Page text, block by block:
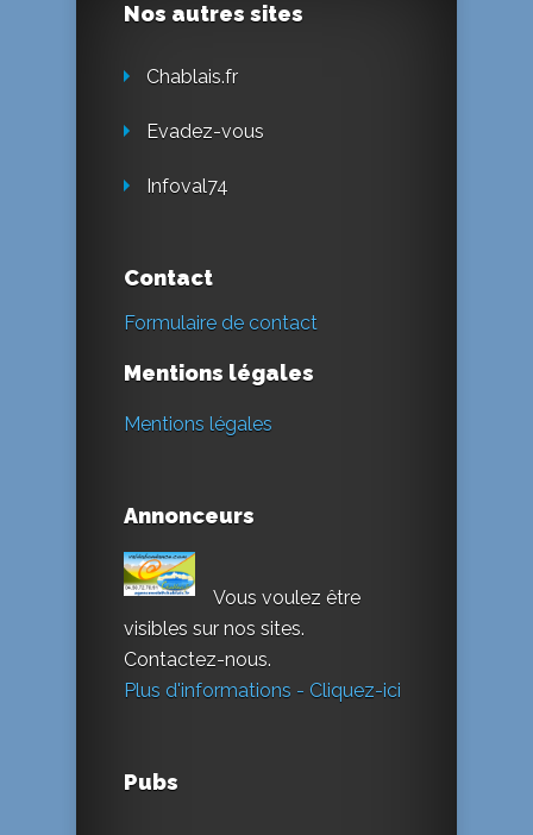
Nos autres sites
Chablais.fr
Evadez-vous
Infoval74
Contact
Formulaire de contact
Mentions légales
Mentions légales
Annonceurs
Vous voulez être
visibles sur nos sites.
Contactez-nous.
Plus d'informations - Cliquez-ici
Pubs